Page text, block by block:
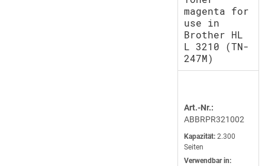
magenta for
use in
Brother HL
L 3210 (TN-
247M)
Art.-Nr.:
ABBRPR321002
Kapazität: 2.300
Seiten
Verwendbar in: